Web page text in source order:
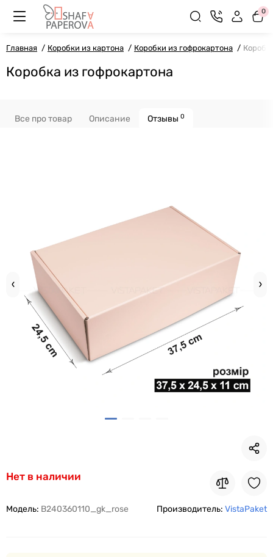
0
Главная Коробки из картона Коробки из гофрокартона
Коробка из гофрокартона
Все про товар Описание Отзывы 0
Нет в наличии
Модель: B240360110_gk_rose Производитель: VistaPaket